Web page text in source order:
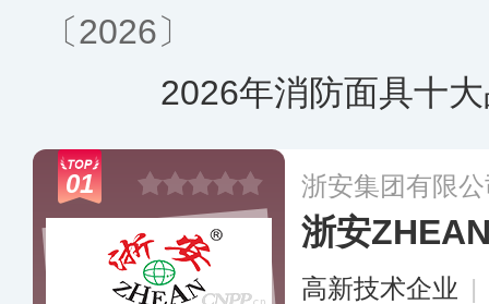
〔2026〕
2026年消防面具十
01 浙安集团有限
浙安
高新技术企业 |